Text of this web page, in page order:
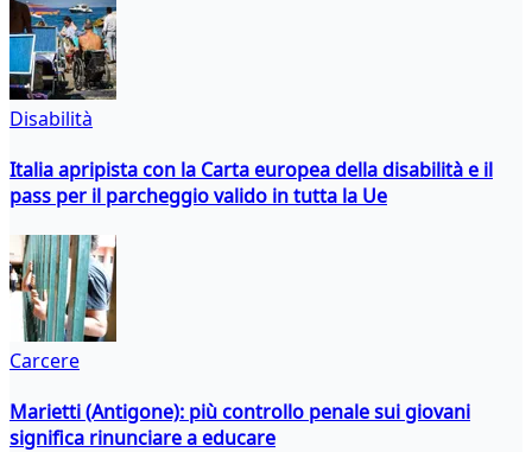
Disabilità
Italia apripista con la Carta europea della disabilità e il
pass per il parcheggio valido in tutta la Ue
Carcere
Marietti (Antigone): più controllo penale sui giovani
significa rinunciare a educare